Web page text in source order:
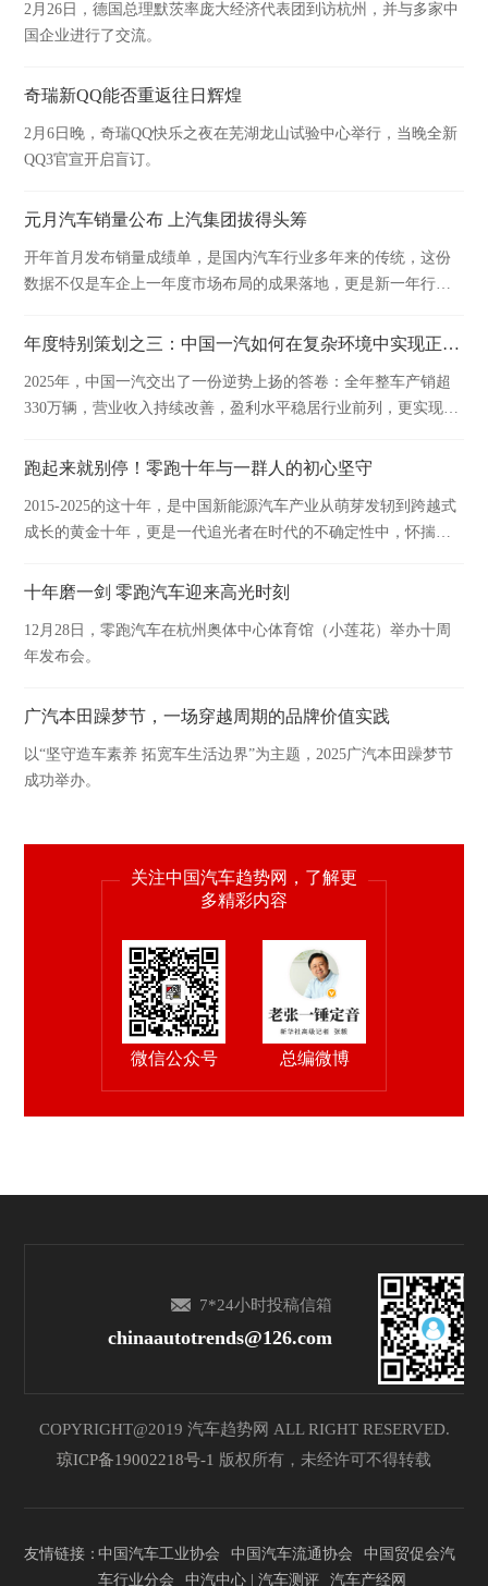
2月26日，德国总理默茨率庞大经济代表团到访杭州，并与多家中
国企业进行了交流。
奇瑞新QQ能否重返往日辉煌
2月6日晚，奇瑞QQ快乐之夜在芜湖龙山试验中心举行，当晚全新
QQ3官宣开启盲订。
元月汽车销量公布 上汽集团拔得头筹
开年首月发布销量成绩单，是国内汽车行业多年来的传统，这份
数据不仅是车企上一年度市场布局的成果落地，更是新一年行业
年度特别策划之三：中国一汽如何在复杂环境中实现正增长
2025年，中国一汽交出了一份逆势上扬的答卷：全年整车产销超
330万辆，营业收入持续改善，盈利水平稳居行业前列，更实现连
跑起来就别停！零跑十年与一群人的初心坚守
2015-2025的这十年，是中国新能源汽车产业从萌芽发轫到跨越式
成长的黄金十年，更是一代追光者在时代的不确定性中，怀揣初
十年磨一剑 零跑汽车迎来高光时刻
12月28日，零跑汽车在杭州奥体中心体育馆（小莲花）举办十周
年发布会。
广汽本田躁梦节，一场穿越周期的品牌价值实践
以“坚守造车素养 拓宽车生活边界”为主题，2025广汽本田躁梦节
成功举办。
关注中国汽车趋势网，了解更
多精彩内容
微信公众号 总编微博
7*24小时投稿信箱
chinaautotrends@126.com
COPYRIGHT@2019 汽车趋势网 ALL RIGHT RESERVED.
琼ICP备19002218号-1 版权所有，未经许可不得转载
友情链接：中国汽车工业协会 中国汽车流通协会
中国贸促会汽
车行业分会
中汽中心 | 汽车测评 汽车产经网